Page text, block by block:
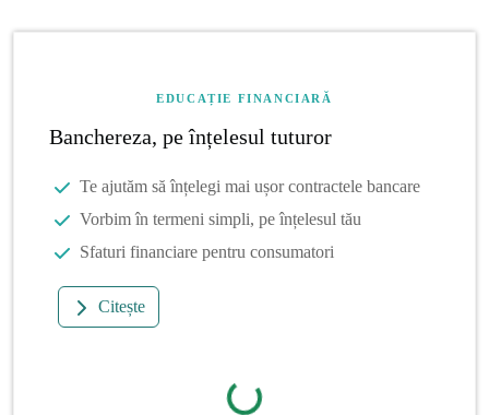
EDUCAȚIE FINANCIARĂ
Banchereza, pe înțelesul tuturor
Te ajutăm să înțelegi mai ușor contractele bancare
Vorbim în termeni simpli, pe înțelesul tău
Sfaturi financiare pentru consumatori
Citește